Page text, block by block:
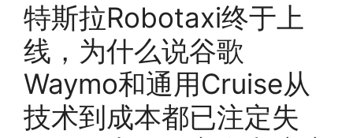
特斯拉Robotaxi终于上
线，为什么说谷歌
Waymo和通用Cruise从
技术到成本都已注定失